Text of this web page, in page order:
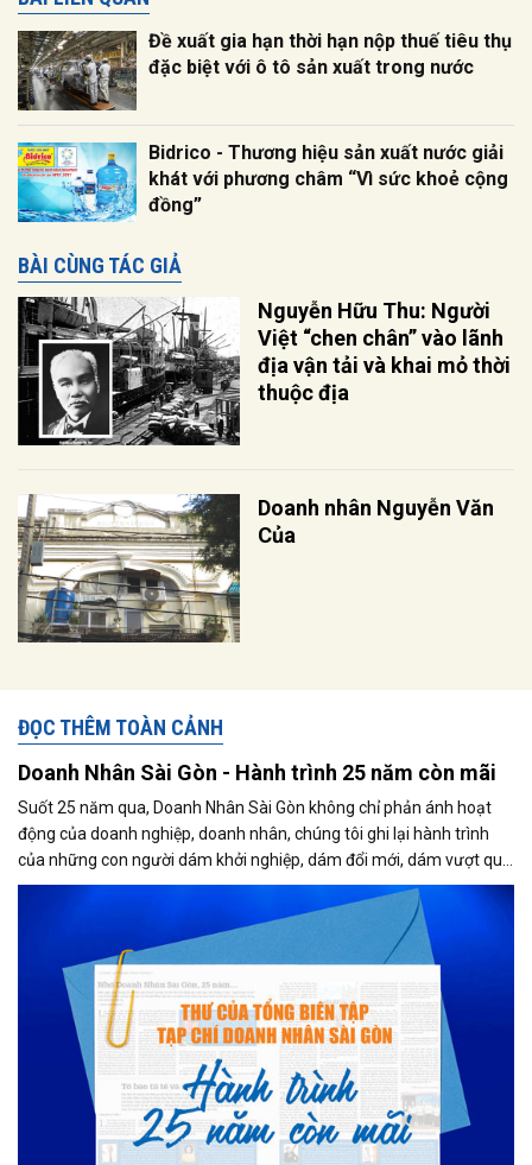
Đề xuất ​gia hạn thời hạn nộp thuế tiêu thụ
đặc biệt với ô tô sản xuất trong nước
Bidrico - Thương hiệu sản xuất nước giải
khát với phương châm “Vì sức khoẻ cộng
đồng”
BÀI CÙNG TÁC GIẢ
Nguyễn Hữu Thu: Người
Việt “chen chân” vào lãnh
địa vận tải và khai mỏ thời
thuộc địa
Doanh nhân Nguyễn Văn
Của
ĐỌC THÊM TOÀN CẢNH
Doanh Nhân Sài Gòn - Hành trình 25 năm còn mãi
Suốt 25 năm qua, Doanh Nhân Sài Gòn không chỉ phản ánh hoạt
động của doanh nghiệp, doanh nhân, chúng tôi ghi lại hành trình
của những con người dám khởi nghiệp, dám đổi mới, dám vượt qua
thất bại để tạo dựng giá trị cho xã hội...